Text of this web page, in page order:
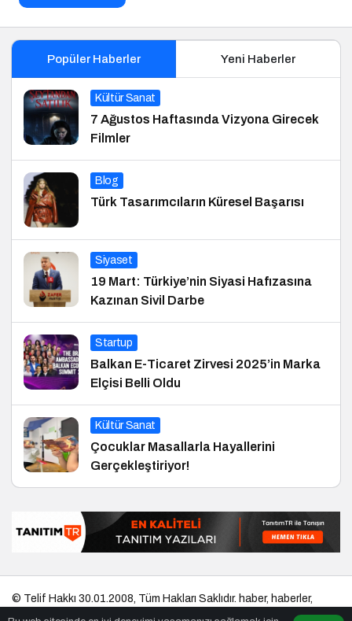
Popüler Haberler Yeni Haberler
Kültür Sanat
7 Ağustos Haftasında Vizyona Girecek
Filmler
Blog
Türk Tasarımcıların Küresel Başarısı
Siyaset
19 Mart: Türkiye’nin Siyasi Hafızasına
Kazınan Sivil Darbe
Startup
Balkan E-Ticaret Zirvesi 2025’in Marka
Elçisi Belli Oldu
Kültür Sanat
Çocuklar Masallarla Hayallerini
Gerçekleştiriyor!
© Telif Hakkı 30.01.2008, Tüm Hakları Saklıdır. haber, haberler,
eshaber,